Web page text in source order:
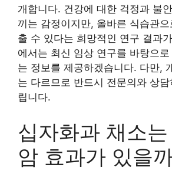
개합니다. 건강에 대한 걱정과 불
끼는 감정이지만, 올바른 식습관
출 수 있다는 희망적인 연구 결과
에서는 최신 임상 연구를 바탕으
는 정보를 제공하겠습니다. 다만,
는 다르므로 반드시 전문의와 상
립니다.
십자화과 채소
암 효과가 있을